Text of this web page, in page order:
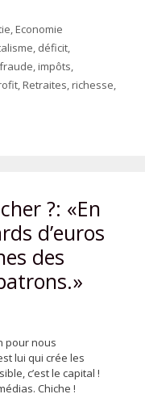
,Economie
, déficit,
fraude,impôts,
,Retraites,richesse,
?: «En
d’euros
des
pour nous
lui qui crée les
c’est le capital !
Chiche !